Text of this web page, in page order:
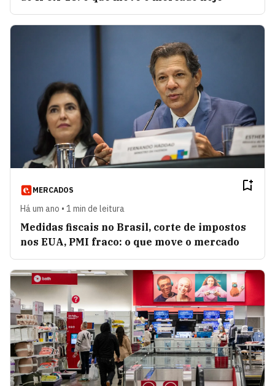
MERCADOS
Há um ano • 1 min de leitura
Medidas fiscais no Brasil, corte de impostos
nos EUA, PMI fraco: o que move o mercado